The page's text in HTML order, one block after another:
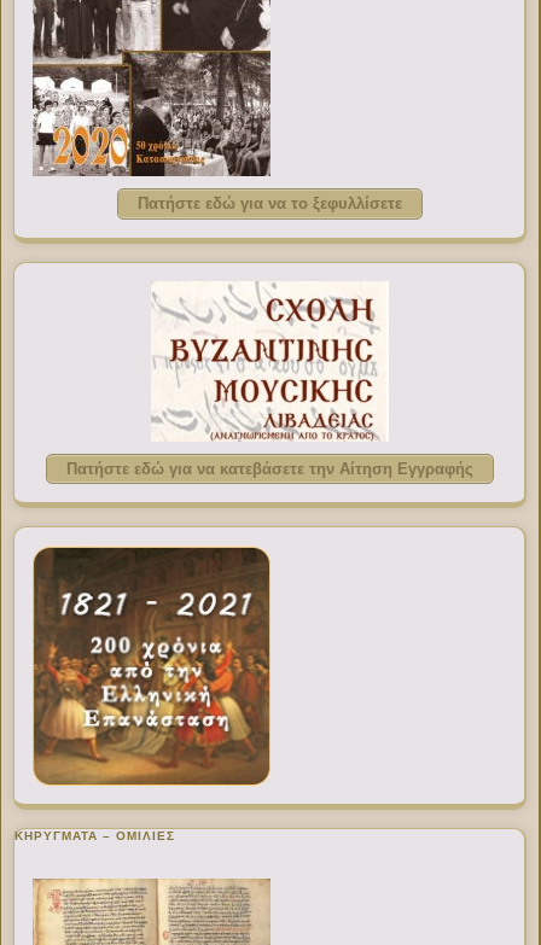
Πατήστε εδώ για να το ξεφυλλίσετε
Πατήστε εδώ για να κατεβάσετε την Αίτηση Εγγραφής
ΚΗΡΥΓΜΑΤΑ – ΟΜΙΛΙΕΣ